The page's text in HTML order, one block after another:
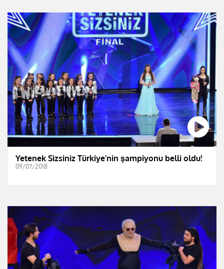
Yetenek Sizsiniz Türkiye'nin şampiyonu belli oldu!
09/07/2018